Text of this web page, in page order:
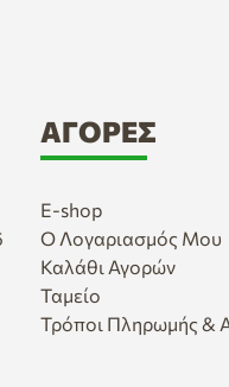
ΑΓΟΡΈΣ
E-shop
Ο Λογαριασμός Μου
Καλάθι Αγορών
Ταμείο
Τρόποι Πληρωμής &